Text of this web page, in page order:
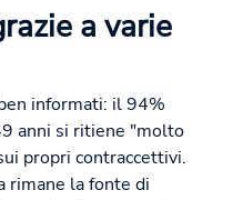
a varie
informati: il 94%
anni si ritiene "molto
propri contraccettivi.
rimane la fonte di